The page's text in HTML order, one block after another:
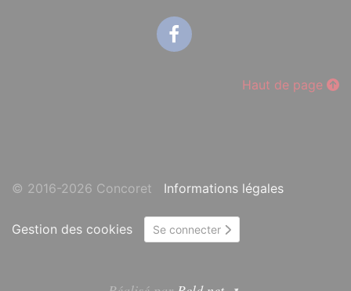
Haut de page
© 2016-2026 Concoret Informations légales
Gestion des cookies Se connecter